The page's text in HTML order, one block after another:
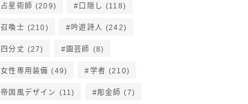
占星術師 (209) 口隠し (118)
召喚士 (210) 吟遊詩人 (242)
四分丈 (27) 園芸師 (8)
女性専用装備 (49) 学者 (210)
帝国風デザイン (11) 彫金師 (7)